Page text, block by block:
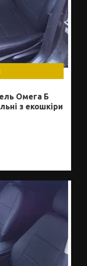
Омега Б
з екошкіри